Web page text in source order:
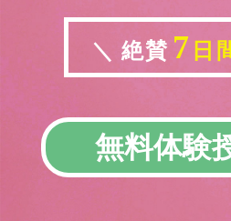
＼ 絶賛 7 日
無料体験